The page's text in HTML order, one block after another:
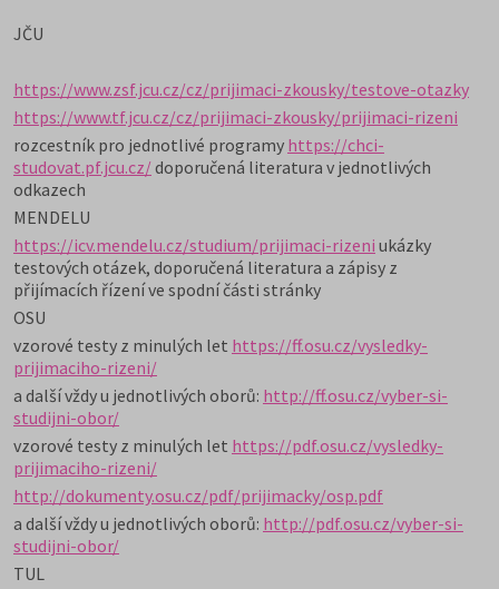
JČU
https://www.zsf.jcu.cz/cz/prijimaci-zkousky/testove-otazky
https://www.tf.jcu.cz/cz/prijimaci-zkousky/prijimaci-rizeni
rozcestník pro jednotlivé programy https://chci-
studovat.pf.jcu.cz/doporučená literatura v jednotlivých
odkazech
MENDELU
https://icv.mendelu.cz/studium/prijimaci-rizeni ukázky
testových otázek, doporučená literatura a zápisy z
přijímacích řízení ve spodní části stránky
OSU
vzorové testy z minulých let https://ff.osu.cz/vysledky-
prijimaciho-rizeni/
a další vždy u jednotlivých oborů: http://ff.osu.cz/vyber-si-
studijni-obor/
vzorové testy z minulých let https://pdf.osu.cz/vysledky-
prijimaciho-rizeni/
http://dokumenty.osu.cz/pdf/prijimacky/osp.pdf
a další vždy u jednotlivých oborů: http://pdf.osu.cz/vyber-si-
studijni-obor/
TUL